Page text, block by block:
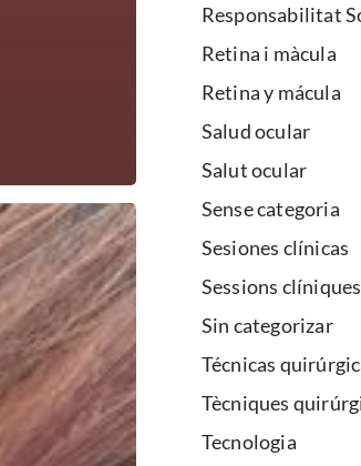
Responsabilitat
Retina i màcula
Retina y mácula
Salud ocular
Salut ocular
Sense categoria
Sesiones clínicas
Sessions clíniques
Sin categorizar
Técnicas
Tècniques
Tecnologia